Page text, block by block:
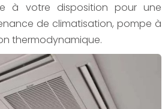
à votre disposition pour une
de climatisation, pompe à
thermodynamique.